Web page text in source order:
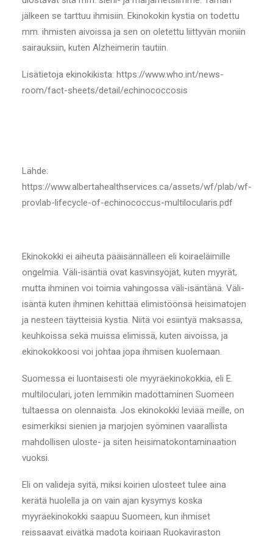
jälkeen se tarttuu ihmisiin. Ekinokokin kystia on todettu
mm. ihmisten aivoissa ja sen on oletettu liittyvän moniin
sairauksiin, kuten Alzheimerin tautiin.
Lisätietoja ekinokikista: https://www.who.int/news-
room/fact-sheets/detail/echinococcosis
Lähde:
https://www.albertahealthservices.ca/assets/wf/plab/wf-
provlab-lifecycle-of-echinococcus-multilocularis.pdf
Ekinokokki ei aiheuta pääisännälleen eli koiraeläimille
ongelmia. Väli-isäntiä ovat kasvinsyöjät, kuten myyrät,
mutta ihminen voi toimia vahingossa väli-isäntänä. Väli-
isäntä kuten ihminen kehittää elimistöönsä heisimatojen
ja nesteen täytteisiä kystia. Niitä voi esiintyä maksassa,
keuhkoissa sekä muissa elimissä, kuten aivoissa, ja
ekinokokkoosi voi johtaa jopa ihmisen kuolemaan.
Suomessa ei luontaisesti ole myyräekinokokkia, eli E.
multiloculari, joten lemmikin madottaminen Suomeen
tultaessa on olennaista. Jos ekinokokki leviää meille, on
esimerkiksi sienien ja marjojen syöminen vaarallista
mahdollisen uloste- ja siten heisimatokontaminaation
vuoksi.
Eli on valideja syitä, miksi koirien ulosteet tulee aina
kerätä huolella ja on vain ajan kysymys koska
myyräekinokokki saapuu Suomeen, kun ihmiset
reissaavat eivätkä madota koiriaan Ruokaviraston